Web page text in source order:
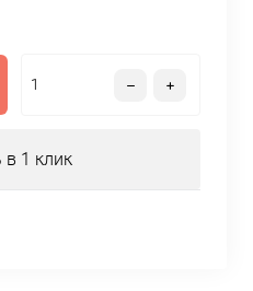
в 1 клик